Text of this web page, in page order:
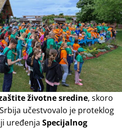
životne sredine, skoro
učestvovalo je proteklog
uređenja Specijalnog